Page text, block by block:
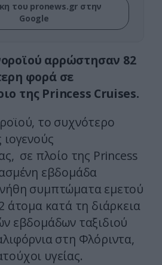
του pronews.gr στην
Google
αρρώστησαν 82
φορά σε
της Princess Cruises.
το συχνότερο
ιογενούς
σε πλοίο της Princess
εβδομάδα
συμπτώματα εμετού
άτομα κατά τη διάρκεια
εβδομάδων ταξιδιού
στη Φλόριντα,
υγείας.